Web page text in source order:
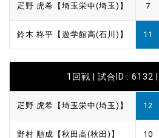
疋野 虎希【埼玉栄中(埼玉)】 7
鈴木 柊平【遊学館高(石川)】 11
1回戦 | 試合ID : 6132 |
疋野 虎希【埼玉栄中(埼玉)】 12
野村 順成【秋田高(秋田)】 10